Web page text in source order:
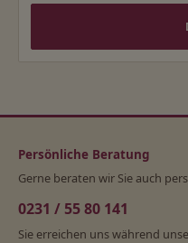
Persönliche Beratung
Gerne beraten wir Sie auch
0231 / 55 80 141
Sie erreichen uns während